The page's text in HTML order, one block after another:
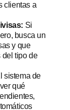
clientas a
Si
busca un
y que
del tipo de
sistema de
qué